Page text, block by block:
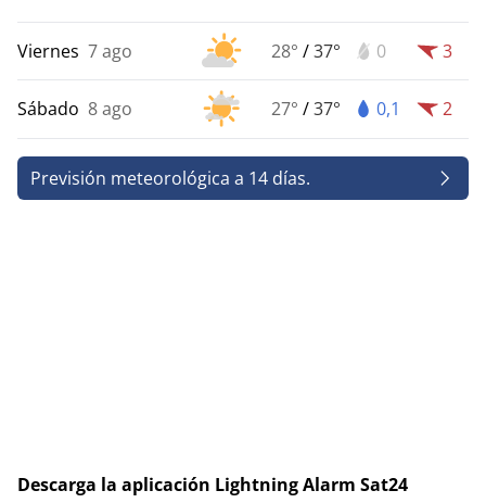
Viernes 7 ago 28° /37° 0 3
Sábado 8 ago 27° /37° 0,1 2
Previsión meteorológica a 14 días.
Descarga la aplicación Lightning Alarm Sat24